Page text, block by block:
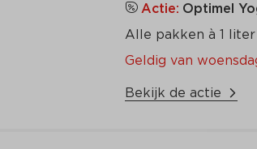
Actie: Optimel
Alle pakken à 1
Geldig van
Bekijk de actie